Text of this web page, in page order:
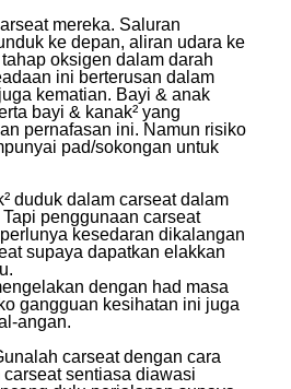
mereka. Saluran
ke depan, aliran udara ke
oksigen dalam darah
ini berterusan dalam
kematian. Bayi & anak
bayi & kanak² yang
pernafasan ini. Namun risiko
pad/sokongan untuk
duduk dalam carseat dalam
penggunaan carseat
kesedaran dikalangan
supaya dapatkan elakkan
dengan had masa
gangguan kesihatan ini juga
angan.
carseat dengan cara
sentiasa diawasi